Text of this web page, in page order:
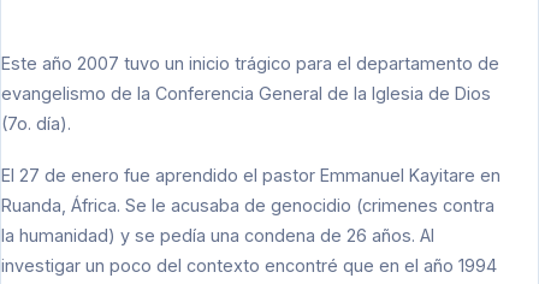
Este año 2007 tuvo un inicio trágico para el departamento de
evangelismo de la Conferencia General de la Iglesia de Dios
(7o. día).
El 27 de enero fue aprendido el pastor Emmanuel Kayitare en
Ruanda, África. Se le acusaba de genocidio (crimenes contra
la humanidad) y se pedía una condena de 26 años. Al
investigar un poco del contexto encontré que en el año 1994